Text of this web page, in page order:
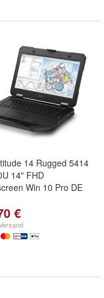
14 Rugged 5414
14" FHD
Win 10 Pro DE
€